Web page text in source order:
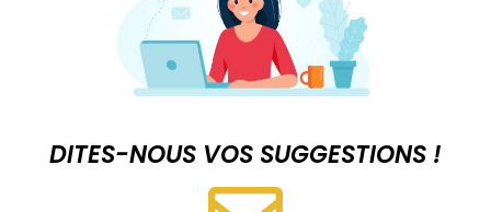
DITES-NOUS VOS SUGGESTIONS !